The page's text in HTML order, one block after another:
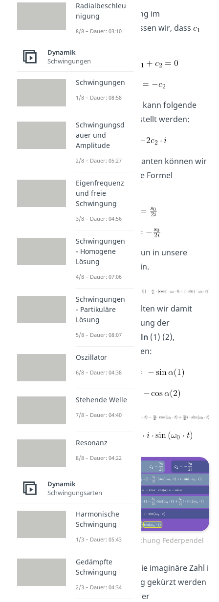
Aus der Bedingung im
Ruhezustand
, wissen wir, dass
Oben eingesetzt, kann folgende
Gleichung aufgestellt werden:
Für unsere Konstanten können wir
also nun folgende Formel
berechnen:
Dies setzen wir nun in unsere
Lösungsformel ein.
Umgeformt erhalten wir damit
durch die Beachtung der
Quadrantenregeln (1) (2),
folgende Lösungen:
Schwingungsgleichung Federpendel
Jetzt kann auch die imaginäre Zahl i
aus der Gleichung gekürzt werden
und die Lösung der
Radialbeschleu
nigung
8/8 – Dauer: 03:10
Dynamik
Schwingungen
Schwingungen
1/8 – Dauer: 08:58
Schwingungsd
auer und
Amplitude
2/8 – Dauer: 05:27
Eigenfrequenz
und freie
Schwingung
3/8 – Dauer: 04:56
Schwingungen
- Homogene
Lösung
4/8 – Dauer: 07:06
Schwingungen
- Partikuläre
Lösung
5/8 – Dauer: 08:07
Oszillator
6/8 – Dauer: 04:38
Stehende Welle
7/8 – Dauer: 04:40
Resonanz
8/8 – Dauer: 04:22
Dynamik
Schwingungsarten
Harmonische
Schwingung
1/3 – Dauer: 05:43
Gedämpfte
Schwingung
2/3 – Dauer: 04:34